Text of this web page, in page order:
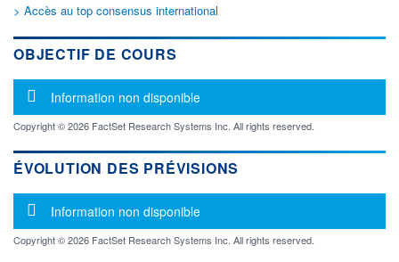
0,000 401,000
+ HAUT
0,000
+ BAS
VOLUME
0
CAPITAL ÉCHANGÉ
VALORISATION DERNIER ÉCHANGE
24.05.11 / 13:30:02
LIMITE À LA
BAISSE
LIMITE À LA
HAUSSE
RENDEMENT
- -
> Accès au top consensus international
OBJECTIF DE COURS
Message d'information
Information non disponible
Copyright © 2026 FactSet Research Systems Inc. All rights reserved.
ÉVOLUTION DES PRÉVISIONS
Message d'information
Information non disponible
Copyright © 2026 FactSet Research Systems Inc. All rights reserved.